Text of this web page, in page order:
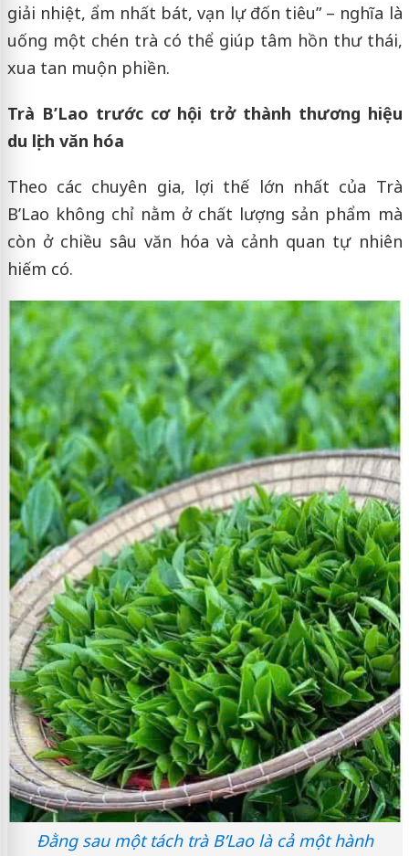
giải nhiệt, ẩm nhất bát, vạn lự đốn tiêu” – nghĩa là
uống một chén trà có thể giúp tâm hồn thư thái,
xua tan muộn phiền.
Trà B’Lao trước cơ hội trở thành thương hiệu
du lịch văn hóa
Theo các chuyên gia, lợi thế lớn nhất của Trà
B’Lao không chỉ nằm ở chất lượng sản phẩm mà
còn ở chiều sâu văn hóa và cảnh quan tự nhiên
hiếm có.
Đằng sau một tách trà B’Lao là cả một hành